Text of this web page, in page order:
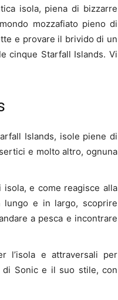
isola, piena di bizzarre
mozzafiato pieno di
e provare il brivido di un
cinque Starfall Islands. Vi
Islands, isole piene di
e molto altro, ognuna
e come reagisce alla
lungo e in largo, scoprire
a pesca e incontrare
l’isola e attraversali per
di Sonic e il suo stile, con